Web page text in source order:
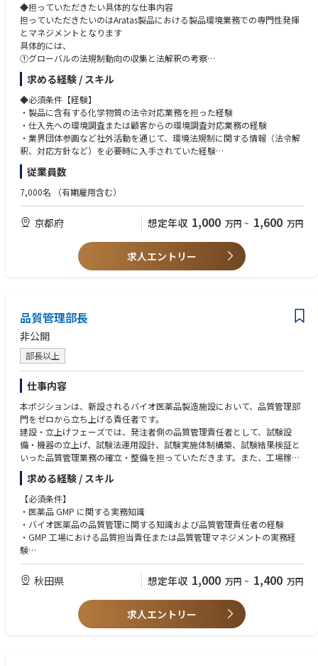
◆担っていただきたい具体的な仕事内容
担っていただきたいのはAratas製品における製品環境業務での専門性発揮
とマネジメントとなります
具体的には、
①グローバルの法規制動向の収集と法解釈の考察
②自社製品への該当判断とインパクトの想定
③対応方針の決定と関係部門への指示（法令適用日から逆算して計画設
定）
④製品への含有有無の調査実施状況の管理
⑤非含有部材への切り替え状況の管理
⑥顧客からの環境調査依頼への対応
を進め／プロジェクトマネジメントいただき、法令適用日までに完了させ
行い完遂する役割を担っていただきます。
また①～③においては社外からの情報取得により妥当な法解釈～妥当な対
応方針決定のイニシアティブもとっていただくことを期待しています。
専門性の高いスペシャリストも在籍していますので、議論・相談もしつつ
進めていただけます
◆具体的な仕事内容に対しての期待する成果
新法令に対する対応を確実に実践していき、DMS製品のライフサイクル全
◆この仕事の魅力
社会的に関心が高まり続けている環境負荷低減に対して、自らがプロジェ
クトマネジメントを行うことで社会貢献できること。環境法規制に対する
知識を蓄積していくことで社外にも通用するスペシャリストになれるこ
と。また、電子情報技術産業協会（JEITA）等の社外活動として、他社との
連携・交流ができること。
◆業界動向と自社事業の特徴
リレーメーカーとして培った技術力、品質とブランドを武器に、産業機器
業界の顧客から高い信頼を得ている。商品および販売ネットワーク、顧客
基盤を基に、新商品投入、商品供給力強化、新規顧客獲得、販路拡大など
の注力取り組みにより事業成長を目指す。
求める経験 / スキル
◆必須条件【経験】
・製品に含有する化学物質の法令対応業務を担った経験
・仕入先への環境調査または顧客からの環境調査対応業務の経験
・業界団体参画など社外活動を通じて、環境法規制に関する情報（法令解
釈、対応方針など）を必要時に入手されていた経験
・課や部などのマネジメント経験
◆必須条件【スキル】
製品環境管理とは、RoHS指令/REACH規則/POPs条約等の製品環境に関
する法規制（変化）を把握し、
社内展開を通じて遵法製品を実現し、顧客へ環境保証製品の提供を行う
一連の業務をいう。
・法令解釈および対応方針決定にかかるスキル
・社外委員会活動での委員経験者（JEITA、NECA、JEMIMA、カテ8,9連絡
会、日機輸、その他）
・環境法規制にかかるロビー活動の経験者
・ISO14001管理業務経験者、或いはISO9001の監査業務経験者
・ISO14001やISO9001の審査員及び準審査員資格保有者
・技術師補資格（領域：化学、応用理学（物理及び化学）、経営工学（生
産・物流マネジメント）、環境（環境影響評価））
・化学物質管理師補
・QC検定２級以上
◆歓迎する人物像
・業務遂行だけではなく人の繋がりを大事にできる人
・自律的に業務計画管理を行えコミュニケーション力がある方
・物怖じせず議論し、行動力のある人材
◆使用する開発言語・ソフト・装置/機器等
・MS-Excel、Word、Powerpoint、Outlookなど
・chemSHERPA、IMDS、BOMcheck、IPC-1752の知識があればなおよい
従業員数
7,000名 （有期雇用含む）
京都府 想定年収 1,000 万円 ~ 1,600 万円
求人エントリー
品質管理部長
非公開
部長以上
仕事内容
本ポジションは、新設されるバイオ医薬品製造施設において、品質管理部
門をゼロから立ち上げる責任者です。
建設・立上げフェーズでは、発注者側の品質管理責任者として、試験設
備・機器の立上げ、試験法運用設計、試験実施体制構築、試験結果検証と
いった品質管理業務の確立・整備を担っていただきます。また、工場稼働
後は、品質管理部門責任者として、原材料試験、工程内試験、製品試験、
環境モニタリング、安定性試験等を含む試験活動全般の責任を担っていた
だきます。
求める経験 / スキル
【必須条件】
・医薬品 GMP に関する実務知識
・バイオ医薬品の品質管理に関する知識および品質管理責任者の経験
・GMP 工場における品質担当責任または品質管理マネジメントの実務経
験
・試験設備・機器、試薬等、試験記録、試験結果、データインテグリティ
に関する基本的な理解
・複数の社外関係者（設計会社、施工会社、設備ベンダー、コンサルタン
ト、外部試験機関、技術供与等）との調整・折衝経験
・品質管理部門または試験関連チームにおけるピープルマネジメント経験
・環境で発生する課題を整理し、関係者を巻き込みながら解決に導く能力
秋田県 想定年収 1,000 万円 ~ 1,400 万円
求人エントリー